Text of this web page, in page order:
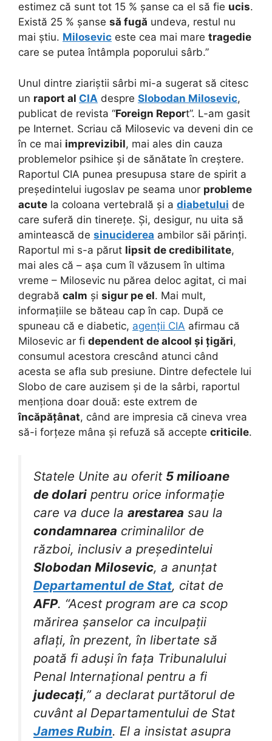
estimez că sunt tot 15 % șanse ca el să fie ucis.
Există 25 % șanse să fugă undeva, restul nu
mai știu. Milosevic este cea mai mare tragedie
care se putea întâmpla poporului sârb.”
Unul dintre ziariștii sârbi mi-a sugerat să citesc
un raport al CIA despre Slobodan Milosevic,
publicat de revista “Foreign Report”. L-am gasit
pe Internet. Scriau că Milosevic va deveni din ce
în ce mai imprevizibil, mai ales din cauza
problemelor psihice și de sănătate în creștere.
Raportul CIA punea presupusa stare de spirit a
președintelui iugoslav pe seama unor probleme
acute la coloana vertebrală și a diabetului de
care suferă din tinerețe. Și, desigur, nu uita să
amintească de sinuciderea ambilor săi părinți.
Raportul mi s-a părut lipsit de credibilitate,
mai ales că – așa cum îl văzusem în ultima
vreme – Milosevic nu părea deloc agitat, ci mai
degrabă calm și sigur pe el. Mai mult,
informațiile se băteau cap în cap. După ce
spuneau că e diabetic, agenții CIA afirmau că
Milosevic ar fi dependent de alcool și țigări,
consumul acestora crescând atunci când
acesta se afla sub presiune. Dintre defectele lui
Slobo de care auzisem și de la sârbi, raportul
menționa doar două: este extrem de
încăpățânat, când are impresia că cineva vrea
să-i forțeze mâna și refuză să accepte criticile.
Statele Unite au oferit 5 milioane
de dolari pentru orice informație
care va duce la arestarea sau la
condamnarea criminalilor de
război, inclusiv a președintelui
Slobodan Milosevic, a anunțat
Departamentul de Stat, citat de
AFP. “Acest program are ca scop
mărirea șanselor ca inculpații
aflați, în prezent, în libertate să
poată fi aduși în fața Tribunalului
Penal Internațional pentru a fi
judecați,” a declarat purtătorul de
cuvânt al Departamentului de Stat
James Rubin. El a insistat asupra